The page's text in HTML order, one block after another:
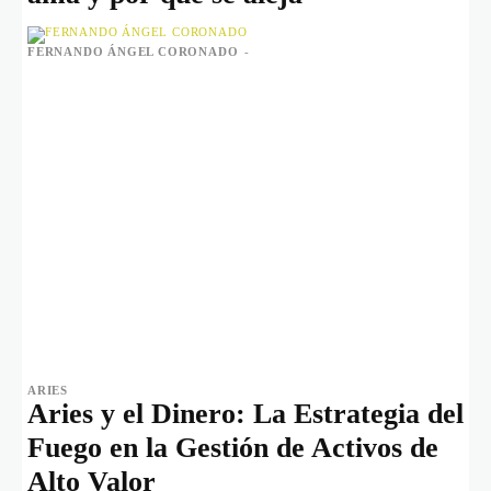
FERNANDO ÁNGEL CORONADO -
ARIES
Aries y el Dinero: La Estrategia del
Fuego en la Gestión de Activos de
Alto Valor